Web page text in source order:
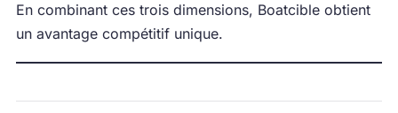
En combinant ces trois dimensions, Boatcible obtient
un avantage compétitif unique.